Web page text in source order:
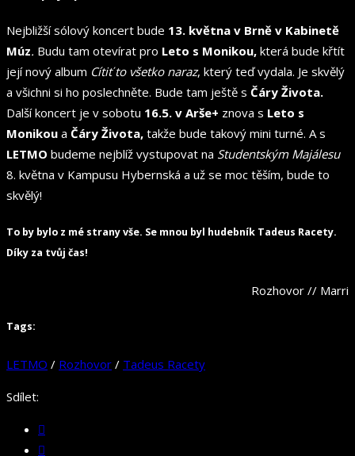
Nejbližší sólový koncert bude 13. května v Brně v Kabinetě
Múz. Budu tam otevírat pro Leto s Monikou, která bude křtít
její nový album Cítiť to všetko naraz, který teď vydala. Je skvělý
a všichni si ho poslechněte. Bude tam ještě s Čáry Života.
Další koncert je v sobotu 16.5. v Arše+ znova s Leto s
Monikou a Čáry Života, takže bude takový mini turné. A s
LETMO budeme nejblíž vystupovat na Studentským Majálesu
8. května v Kampusu Hybernská a už se moc těším, bude to
skvělý!
To by bylo z mé strany vše. Se mnou byl hudebník Tadeus Racety.
Díky za tvůj čas!
Rozhovor // Marri
Tags:
LETMO / Rozhovor / Tadeus Racety
Sdílet: